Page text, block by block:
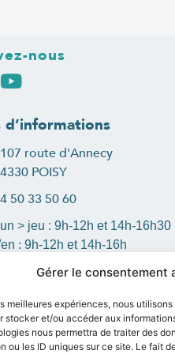
Gérer le consentement
meilleures expériences, nous
stocker et/ou accéder aux
nous permettra de traiter des
ou les ID uniques sur ce site. Le fait
nous
d’informations
route d'Annecy
POISY
50 33 50 60
> jeu : 9h-12h et 14h-16h30
:9h-12h et 14h-16h
Contact
1